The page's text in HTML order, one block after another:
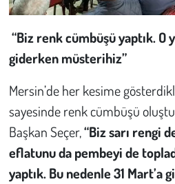
“Biz renk cümbüşü yaptık. O
giderken müsterihiz”
Mersin’de her kesime
sayesinde renk cümbüşü
Başkan Seçer,“Biz sarı rengi
eflatunu da pembeyi de
yaptık. Bu nedenle 31